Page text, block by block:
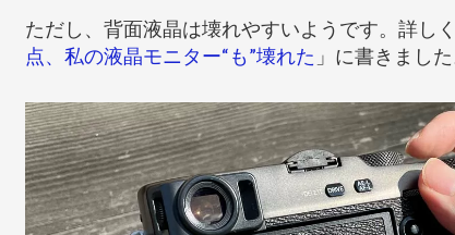
ただし、背面液晶は壊れやすいようです。詳し
点、私の液晶モニター“も”壊れた 」に書きまし